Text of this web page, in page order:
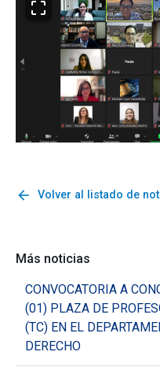
arrow_back Volver al listado de
Más noticias
CONVOCATORIA A
(01) PLAZA DE
(TC) EN EL
DERECHO